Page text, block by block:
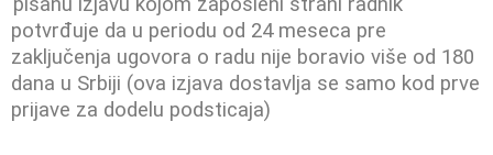
potvrđuje da u periodu od 24 meseca pre
zaključenja ugovora o radu nije boravio više od 180
dana u Srbiji (ova izjava dostavlja se samo kod prve
prijave za dodelu podsticaja)